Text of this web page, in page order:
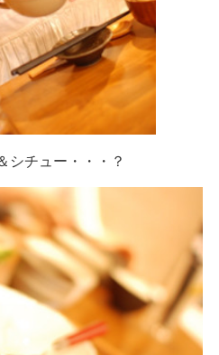
チュー・・・？